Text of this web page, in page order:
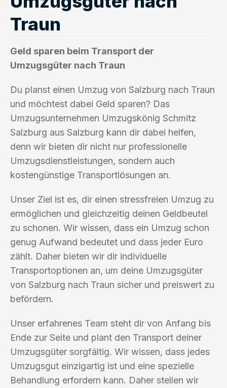
Traun
Geld sparen beim Transport der
Umzugsgüter nach Traun
Du planst einen Umzug von Salzburg nach Traun
und möchtest dabei Geld sparen? Das
Umzugsunternehmen Umzugskönig Schmitz
Salzburg aus Salzburg kann dir dabei helfen,
denn wir bieten dir nicht nur professionelle
Umzugsdienstleistungen, sondern auch
kostengünstige Transportlösungen an.
Unser Ziel ist es, dir einen stressfreien Umzug zu
ermöglichen und gleichzeitig deinen Geldbeutel
zu schonen. Wir wissen, dass ein Umzug schon
genug Aufwand bedeutet und dass jeder Euro
zählt. Daher bieten wir dir individuelle
Transportoptionen an, um deine Umzugsgüter
von Salzburg nach Traun sicher und preiswert zu
befördern.
Unser erfahrenes Team steht dir von Anfang bis
Ende zur Seite und plant den Transport deiner
Umzugsgüter sorgfältig. Wir wissen, dass jedes
Umzugsgut einzigartig ist und eine spezielle
Behandlung erfordern kann. Daher stellen wir